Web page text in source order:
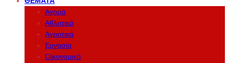
Αγορά
Αθλητικά
Αγροτικά
Εργασία
Οικονομικά